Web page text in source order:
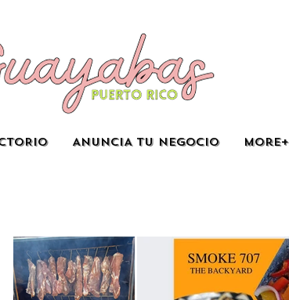
ANUNCIA TU NEGOCIO More+